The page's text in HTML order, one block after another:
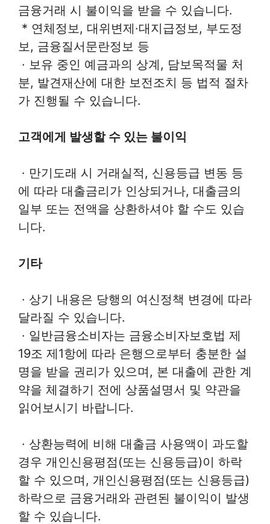
금융거래 시 불이익을 받을 수 있습니다.
* 연체정보, 대위변제·대지급정보, 부도정
보, 금융질서문란정보 등
· 보유 중인 예금과의 상계, 담보목적물 처
분, 발견재산에 대한 보전조치 등 법적 절차
가 진행될 수 있습니다.
고객에게 발생할 수 있는 불이익
· 만기도래 시 거래실적, 신용등급 변동 등
에 따라 대출금리가 인상되거나, 대출금의
일부 또는 전액을 상환하셔야 할 수도 있습
니다.
기타
· 상기 내용은 당행의 여신정책 변경에 따라
달라질 수 있습니다.
· 일반금융소비자는 금융소비자보호법 제
19조 제1항에 따라 은행으로부터 충분한 설
명을 받을 권리가 있으며, 본 대출에 관한 계
약을 체결하기 전에 상품설명서 및 약관을
읽어보시기 바랍니다.
· 상환능력에 비해 대출금 사용액이 과도할
경우 개인신용평점(또는 신용등급)이 하락
할 수 있으며, 개인신용평점(또는 신용등급)
하락으로 금융거래와 관련된 불이익이 발생
할 수 있습니다.